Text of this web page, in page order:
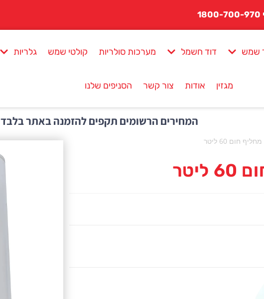
שמש דוד חשמל מערכות סולריות קולטי שמש גלריות
מגזין אודות צור קשר הסניפים שלנו
המחירים הרשומים תקפים להזמנה באתר בלבד
חום 60 ליטר